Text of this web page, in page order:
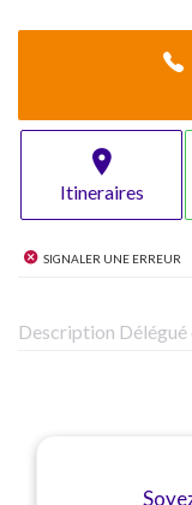
Itineraires
Signaler une erreur
Description